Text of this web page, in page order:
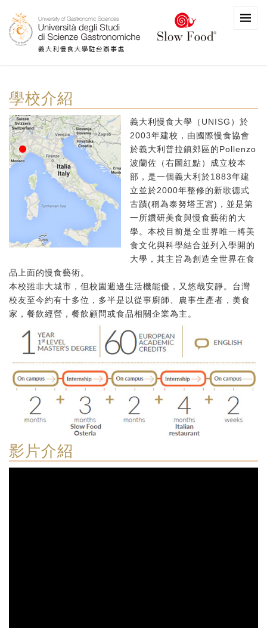
學校介紹
義大利慢食大學（UNISG）於
2003年建校，由國際慢食協會
於義大利普拉鎮郊區的Pollenzo
波蘭佐（右圖紅點）成立校本
部，是一個義大利於1883年建
立並於2000年整修的新歌德式
古蹟(稱為泰努塔王宮)，並是第
一所鑽研美食與慢食藝術的大
學。本校目前是全世界唯一將美
食文化與科學結合並列入學開的
大學，其主旨為創造全世界在食
品上面的慢食藝術。
本校雖非大城市，但校園週邊生活機能優，又悠哉安靜。台灣
校友至今約有十多位，多半是以從事廚師、農事生產者，美食
家，餐飲經營，餐飲顧問或食品相關企業為主。
影片介紹